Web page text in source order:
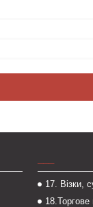
17. Візки,
18.Торгове